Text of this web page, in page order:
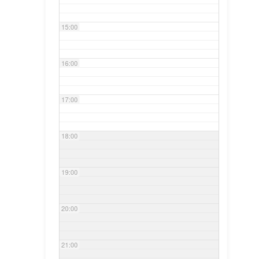
15:00
16:00
17:00
18:00
19:00
20:00
21:00